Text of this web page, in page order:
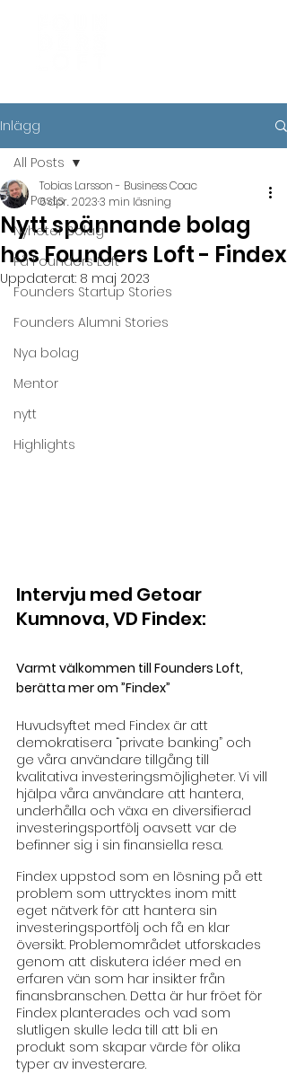
Inlägg
All Posts
Nyheter Bolag
På Founders Loft
Founders Startup Stories
Founders Alumni Stories
Nya bolag
Mentor
nytt
Highlights
All Posts
Nytt spännande bolag
hos Founders Loft - Findex
Tobias Larsson - Business Coac
6 apr. 20233 min läsning
Uppdaterat: 8 maj 2023
Intervju med Getoar
Kumnova, VD Findex:
Varmt välkommen till Founders Loft,
berätta mer om ”Findex”
Huvudsyftet med Findex är att
demokratisera “private banking” och
ge våra användare tillgång till
kvalitativa investeringsmöjligheter. Vi vill
hjälpa våra användare att hantera,
underhålla och växa en diversifierad
investeringsportfölj oavsett var de
befinner sig i sin finansiella resa.
Findex uppstod som en lösning på ett
problem som uttrycktes inom mitt
eget nätverk för att hantera sin
investeringsportfölj och få en klar
översikt. Problemområdet utforskades
genom att diskutera idéer med en
erfaren vän som har insikter från
finansbranschen. Detta är hur fröet för
Findex planterades och vad som
slutligen skulle leda till att bli en
produkt som skapar värde för olika
typer av investerare.